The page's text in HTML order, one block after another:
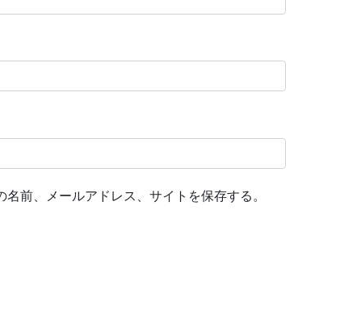
前、メールアドレス、サイトを保存する。